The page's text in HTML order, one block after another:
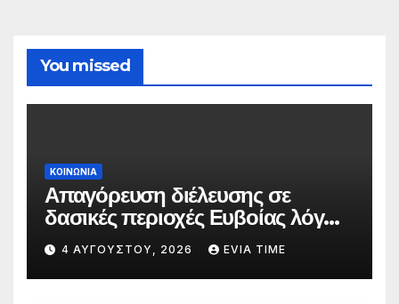
You missed
ΚΟΙΝΩΝΙΑ
Απαγόρευση διέλευσης σε
δασικές περιοχές Ευβοίας λόγω
πολύ υψηλού κινδύνου
πυρκαγιάς
4 ΑΥΓΟΎΣΤΟΥ, 2026 EVIA TIME